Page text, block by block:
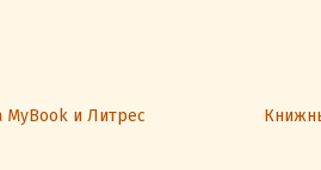
MyBook и Литрес